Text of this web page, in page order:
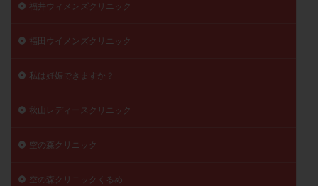
福井ウィメンズクリニック
福田ウイメンズクリニック
私は妊娠できますか？
秋山レディースクリニック
空の森クリニック
空の森クリニックくるめ